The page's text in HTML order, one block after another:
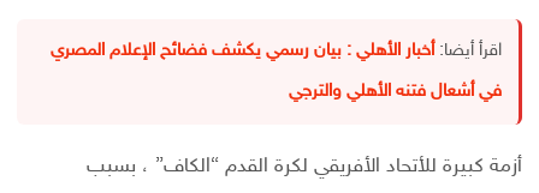
اقرأ أيضا: أخبار الأهلي : بيان رسمي يكشف فضائح الإعلام المصري
في أشعال فتنه الأهلي والترجي
أزمة كبيرة للأتحاد الأفريقي لكرة القدم “الكاف” ، بسبب